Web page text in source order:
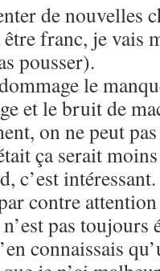
de nouvelles
franc, je vais
pousser).
le
et le bruit de
on ne peut
ça serait
c’est
contre
pas
connaissais